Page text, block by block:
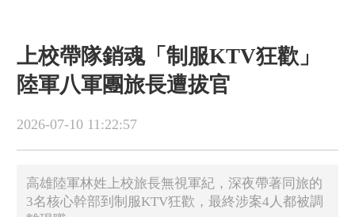
上校帶隊銷魂「制服KTV狂歡」
陸軍八軍團旅長遭拔官
2026-07-10 11:22:57
高雄陸軍林姓上校旅長無視軍紀，深夜帶著同旅的
3名核心幹部到制服KTV狂歡，最終涉案4人都被調